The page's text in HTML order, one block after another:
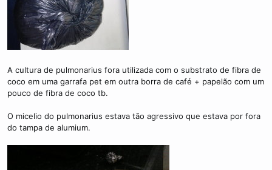
A cultura de pulmonarius fora utilizada com o substrato de fibra de
coco em uma garrafa pet em outra borra de café + papelão com um
pouco de fibra de coco tb.
O micelio do pulmonarius estava tão agressivo que estava por fora
do tampa de alumium.